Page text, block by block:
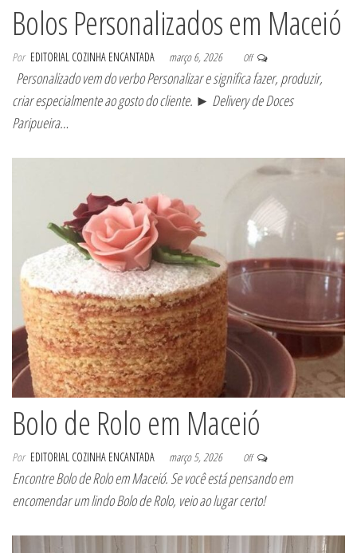
Bolos Personalizados em Maceió
Por EDITORIAL COZINHA ENCANTADA março 6, 2026 Off
Personalizado vem do verbo Personalizar e significa fazer, produzir,
criar especialmente ao gosto do cliente. ► Delivery de Doces
Paripueira…
Bolo de Rolo em Maceió
Por EDITORIAL COZINHA ENCANTADA março 5, 2026 Off
Encontre Bolo de Rolo em Maceió. Se você está pensando em
encomendar um lindo Bolo de Rolo, veio ao lugar certo!